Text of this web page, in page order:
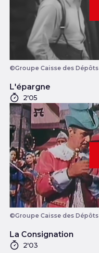
L'épargne
Durée2'05
©Groupe Caisse des Dépôts
La Consignation
Durée2'03
©Groupe Caisse des Dépôts